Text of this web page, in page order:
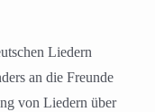
Liedern
an die Freunde
von Liedern über